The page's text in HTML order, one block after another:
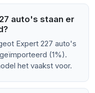
auto's staan er
Expert 227 auto's
(1%).
het vaakst voor.